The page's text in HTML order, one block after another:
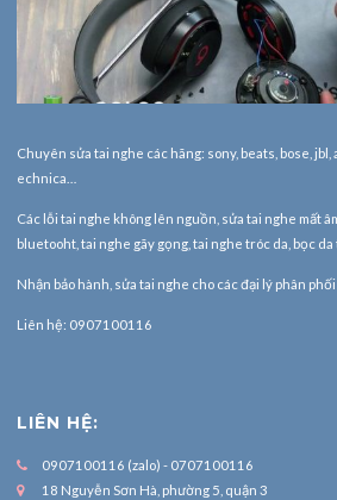
Chuyên sửa tai nghe các hãng: sony, beats, bose,
echnica…
Các lỗi tai nghe không lên nguồn, sửa tai nghe mất
bluetooht, tai nghe gãy gọng, tai nghe tróc da, bọc
Nhận bảo hành, sửa tai nghe cho các đại lý phân
Liên hệ: 0907100116
LIÊN HỆ:
0907100116 (zalo) - 0707100116
18 Nguyễn Sơn Hà, phường 5, quận 3